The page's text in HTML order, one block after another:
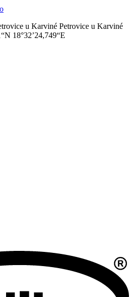
u Karviné Petrovice u Karviné
18°32’24,749“E